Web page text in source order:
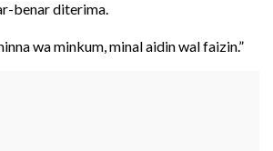
benar diterima.
wa minkum, minal aidin wal faizin.”